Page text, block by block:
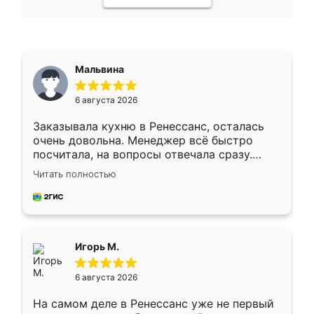
Мальвина
6 августа 2026
Заказывала кухню в Ренессанс, осталась
очень довольна. Менеджер всё быстро
посчитала, на вопросы отвечала сразу.
Замерщик приехал в субботу, подошёл к
делу со всей ответственностью. Собрали
за день, ребята работали аккуратно, даже
Читать полностью
Игорь М.
6 августа 2026
На самом деле в Ренессанс уже не первый